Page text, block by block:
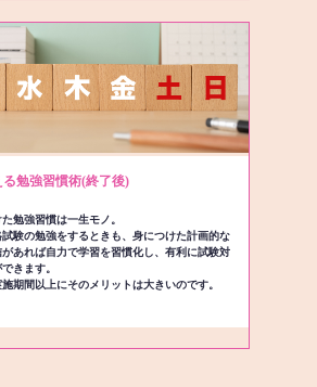
る勉強習慣術(終了後)
勉強習慣は一生モノ。
験の勉強をするときも、身につけた計画的な
あれば自力で学習を習慣化し、有利に試験対
きます。
期間以上にそのメリットは大きいのです。